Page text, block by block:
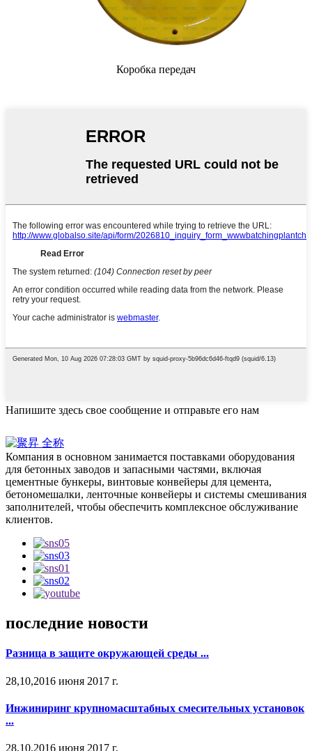
Коробка передач
Напишите здесь свое сообщение и отправьте его нам
Компания в основном занимается поставками оборудования
для бетонных заводов и запасными частями, включая
цементные бункеры, винтовые конвейеры для цемента,
бетономешалки, ленточные конвейеры и системы смешивания
заполнителей, чтобы обеспечить комплексное обслуживание
клиентов.
последние новости
Разница в защите окружающей среды ...
28,10,2016 июня 2017 г.
Инжиниринг крупномасштабных смесительных установок
...
28,10,2016 июня 2017 г.